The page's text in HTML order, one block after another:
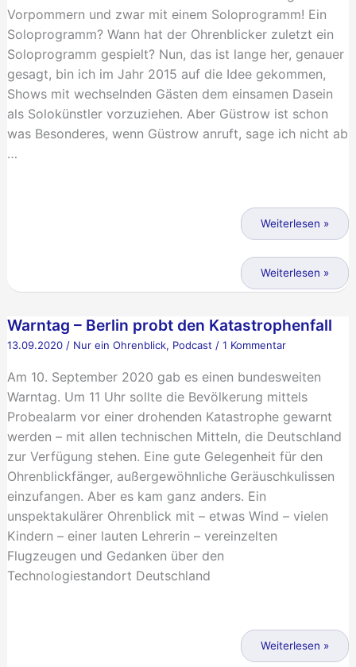
Vorpommern und zwar mit einem Soloprogramm! Ein
Soloprogramm? Wann hat der Ohrenblicker zuletzt ein
Soloprogramm gespielt? Nun, das ist lange her, genauer
gesagt, bin ich im Jahr 2015 auf die Idee gekommen,
Shows mit wechselnden Gästen dem einsamen Dasein
als Solokünstler vorzuziehen. Aber Güstrow ist schon
was Besonderes, wenn Güstrow anruft, sage ich nicht ab
…
Weiterlesen »
Lieder
in
der
Pandemie
Weiterlesen »
Warntag – Berlin probt den Katastrophenfall
13.09.2020/ Nur ein Ohrenblick, Podcast / 1 Kommentar
Am 10. September 2020 gab es einen bundesweiten
Warntag. Um 11 Uhr sollte die Bevölkerung mittels
Probealarm vor einer drohenden Katastrophe gewarnt
werden – mit allen technischen Mitteln, die Deutschland
zur Verfügung stehen. Eine gute Gelegenheit für den
Ohrenblickfänger, außergewöhnliche Geräuschkulissen
einzufangen. Aber es kam ganz anders. Ein
unspektakulärer Ohrenblick mit – etwas Wind – vielen
Kindern – einer lauten Lehrerin – vereinzelten
Flugzeugen und Gedanken über den
Technologiestandort Deutschland
Weiterlesen »